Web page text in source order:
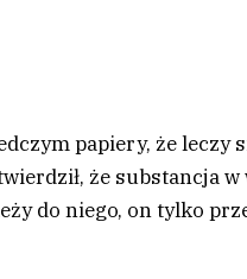
papiery, że leczy
że substancja
do niego, on tylko